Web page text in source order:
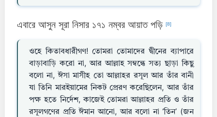
এবারে আসুন সূরা নিসার ১৭১ নম্বর আয়াত পড়ি [8]
ওহে কিতাবধারীগণ! তোমরা তোমাদের দ্বীনের ব্যাপারে
বাড়াবাড়ি করো না, আর আল্লাহ সম্বন্ধে সত্য ছাড়া কিছু
বলো না, ঈসা মাসীহ তো আল্লাহর রসূল আর তাঁর বানী
যা তিনি মারইয়ামের নিকট প্রেরণ করেছিলেন, আর তাঁর
পক্ষ হতে নির্দেশ, কাজেই তোমরা আল্লাহর প্রতি ও তাঁর
রসূলগণের প্রতি ঈমান আনো, আর বলো না ‘তিন’ (জন